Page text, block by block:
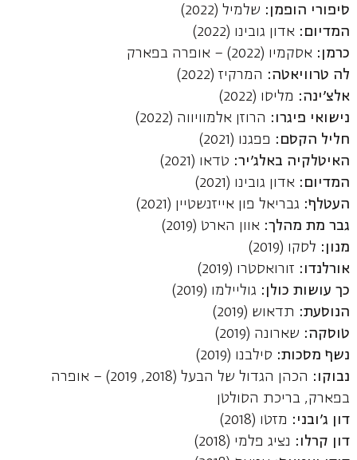
סיפורי הופמן: שלמיל (2022)
המדיום: אדון גובינו (2022)
כרמן: אסקמיו (2022) – אופרה בפארק
לה טרוויאטה: המרקיז (2022)
אלצ'ינה: מליסו (2022)
נישואי פיגרו: הרוזן אלמוויווה (2022)
חליל הקסם: פפגנו (2021)
האיטלקיה באלג'יר: טדאו (2021)
המדיום: אדון גובינו (2021)
העטלף: גבריאל פון אייזנשטיין (2021)
גבר מת מהלך: אוון הארט (2019)
מנון: לסקו (2019)
אורלנדו: זורואסטרו (2019)
כך עושות כולן: גוליילמו (2019)
הנוסעת: תדאוש (2019)
טוסקה: שארונה (2019)
נשף מסכות: סילבנו (2019)
נבוקו:
הכהן הגדול של הבעל (2018, 2019) – אופרה
בפארק, בריכת הסולטן
דון ג'ובני: מזטו (2018)
דון קרלו: נציג פלמי (2018)